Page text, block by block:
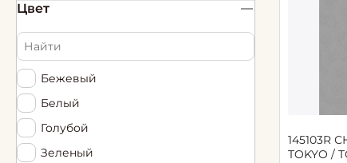
145103R
TOKYO /
Цвет
Бежевый
Белый
Голубой
Зеленый